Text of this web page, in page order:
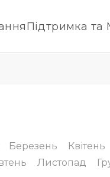
Підтримка та
Березень Квітень
Листопад